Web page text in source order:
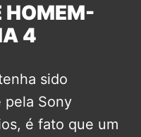
HOMEM-
4
sido
pela Sony
é fato que um